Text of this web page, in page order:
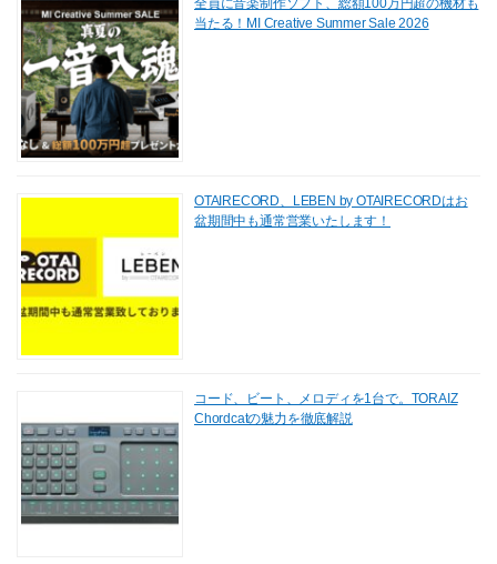
当たる！MI Creative Summer Sale 2026
OTAIRECORD、LEBEN by OTAIRECORDはお
盆期間中も通常営業いたします！
コード、ビート、メロディを1台で。TORAIZ
Chordcatの魅力を徹底解説